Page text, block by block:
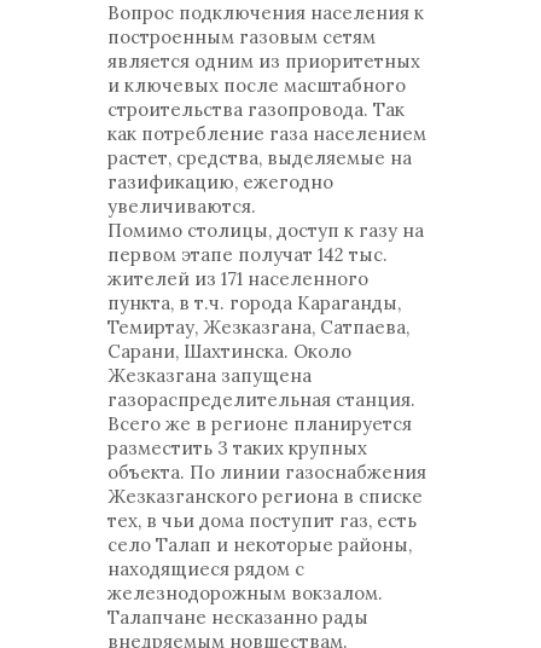
Вопрос подключения населения к
построенным газовым сетям
является одним из приоритетных
и ключевых после масштабного
строительства газопровода. Так
как потребление газа населением
растет, средства, выделяемые на
газификацию, ежегодно
увеличиваются.
Помимо столицы, доступ к газу на
первом этапе получат 142 тыс.
жителей из 171 населенного
пункта, в т.ч. города Караганды,
Темиртау, Жезказгана, Сатпаева,
Сарани, Шахтинска. Около
Жезказгана запущена
газораспределительная станция.
Всего же в регионе планируется
разместить 3 таких крупных
объекта. По линии газоснабжения
Жезказганского региона в списке
тех, в чьи дома поступит газ, есть
село Талап и некоторые районы,
находящиеся рядом с
железнодорожным вокзалом.
Талапчане несказанно рады
внедряемым новшествам.